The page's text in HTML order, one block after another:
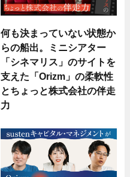
何も決まっていない状態か
らの船出。ミニシアター
「シネマリス」のサイトを
支えた「Orizm」の柔軟性
とちょっと株式会社の伴走
力